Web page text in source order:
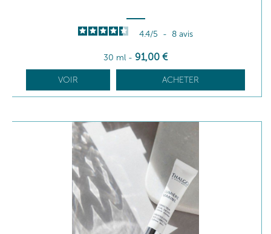
4.4/5 - 8 avis
30 ml - 91,00 €
VOIR ACHETER